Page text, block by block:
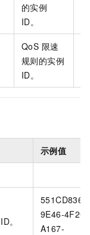
的实例
ID。
QoS 限速
规则的实例
ID。
示例值
。
551CD836-
9E46-4F2C-
A167-